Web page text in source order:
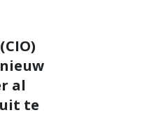
al
te